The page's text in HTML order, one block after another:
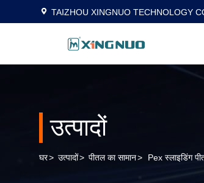
TAIZHOU XINGNUO TECHNOLOGY
उत्पादों
घर> उत्पादों> पीतल का सामान> Pex स्लाइडिंग